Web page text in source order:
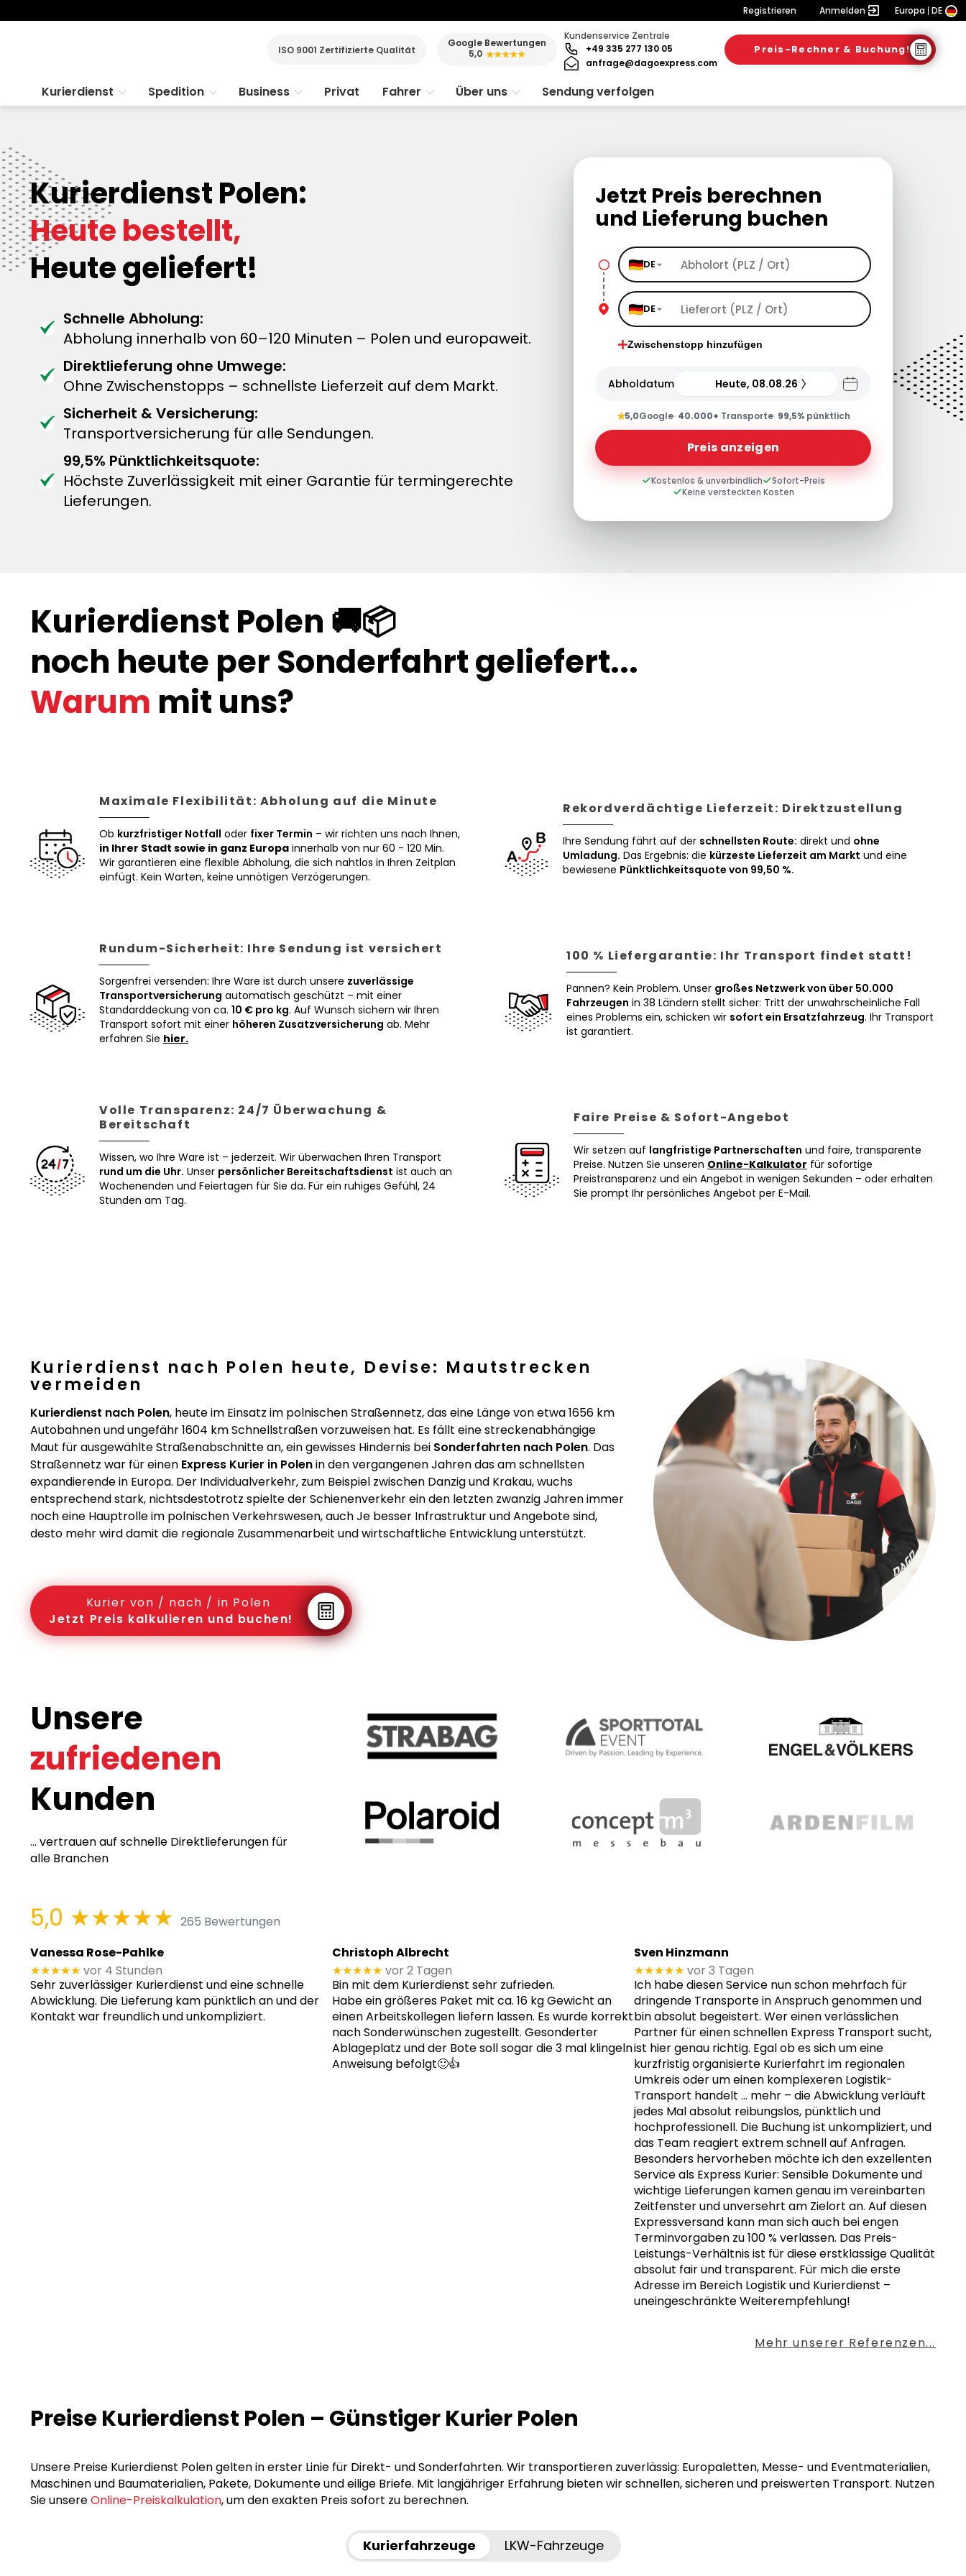
Registrieren Anmelden Europa DE
ISO 9001 Zertifizierte Qualität
Google Bewertungen
5,0 ★★★★★
Kundenservice Zentrale
+49 335 277 130 05
anfrage@dagoexpress.com
Preis-Rechner & Buchung!
Kurierdienst Spedition Business Privat Fahrer Über uns Sendung verfolgen
Kurierdienst Polen:
Heute bestellt,
Heute geliefert!
Schnelle Abholung:
Abholung innerhalb von 60–120 Minuten – Polen und europaweit.
Direktlieferung ohne Umwege:
Ohne Zwischenstopps – schnellste Lieferzeit auf dem Markt.
Sicherheit & Versicherung:
Transportversicherung für alle Sendungen.
99,5% Pünktlichkeitsquote:
Höchste Zuverlässigkeit mit einer Garantie für termingerechte
Lieferungen.
Jetzt Preis berechnen
und Lieferung buchen
DE
DE
Zwischenstopp hinzufügen
Abholdatum Heute, 08.08.26
★5,0Google· 40.000+ Transporte· 99,5%pünktlich
Preis anzeigen
Kostenlos & unverbindlich
Sofort-Preis
Keine versteckten Kosten
Kurierdienst Polen 🚚📦
noch heute per Sonderfahrt geliefert...
Warum mit uns?
Maximale Flexibilität: Abholung auf die Minute
Ob kurzfristiger Notfall oder fixer Termin – wir richten uns nach Ihnen,
in Ihrer Stadt sowie in ganz Europa innerhalb von nur 60 - 120 Min.
Wir garantieren eine flexible Abholung, die sich nahtlos in Ihren Zeitplan
einfügt. Kein Warten, keine unnötigen Verzögerungen.
Rekordverdächtige Lieferzeit: Direktzustellung
Ihre Sendung fährt auf der schnellsten Route: direkt und ohne
Umladung. Das Ergebnis: die kürzeste Lieferzeit am Markt und eine
bewiesene Pünktlichkeitsquote von 99,50 %.
Rundum-Sicherheit: Ihre Sendung ist versichert
Sorgenfrei versenden: Ihre Ware ist durch unsere zuverlässige
Transportversicherung automatisch geschützt – mit einer
Standarddeckung von ca. 10 € pro kg. Auf Wunsch sichern wir Ihren
Transport sofort mit einer höheren Zusatzversicherung ab. Mehr
erfahren Sie hier.
100 % Liefergarantie: Ihr Transport findet statt!
Pannen? Kein Problem. Unser großes Netzwerk von über 50.000
Fahrzeugen in 38 Ländern stellt sicher: Tritt der unwahrscheinliche Fall
eines Problems ein, schicken wir sofort ein Ersatzfahrzeug. Ihr Transport
ist garantiert.
Volle Transparenz: 24/7 Überwachung &
Bereitschaft
Wissen, wo Ihre Ware ist – jederzeit. Wir überwachen Ihren Transport
rund um die Uhr. Unser persönlicher Bereitschaftsdienst ist auch an
Wochenenden und Feiertagen für Sie da. Für ein ruhiges Gefühl, 24
Stunden am Tag.
Faire Preise & Sofort-Angebot
Wir setzen auf langfristige Partnerschaften und faire, transparente
Preise. Nutzen Sie unseren Online-Kalkulator für sofortige
Preistransparenz und ein Angebot in wenigen Sekunden – oder erhalten
Sie prompt Ihr persönliches Angebot per E-Mail.
Kurierdienst nach Polen heute, Devise: Mautstrecken
vermeiden
Kurierdienst nach Polen, heute im Einsatz im polnischen Straßennetz, das eine Länge von etwa 1656 km
Autobahnen und ungefähr 1604 km Schnellstraßen vorzuweisen hat. Es fällt eine streckenabhängige
Maut für ausgewählte Straßenabschnitte an, ein gewisses Hindernis bei Sonderfahrten nach Polen. Das
Straßennetz war für einen Express Kurier in Polenin den vergangenen Jahren das am schnellsten
expandierende in Europa. Der Individualverkehr, zum Beispiel zwischen Danzig und Krakau, wuchs
entsprechend stark, nichtsdestotrotz spielte der Schienenverkehr ein den letzten zwanzig Jahren immer
noch eine Hauptrolle im polnischen Verkehrswesen, auch Je besser Infrastruktur und Angebote sind,
desto mehr wird damit die regionale Zusammenarbeit und wirtschaftliche Entwicklung unterstützt.
Kurier von / nach / in Polen
Jetzt Preis kalkulieren und buchen!
Unsere
zufriedenen
Kunden
... vertrauen auf schnelle Direktlieferungen für
alle Branchen
5,0 ★★★★★ 265 Bewertungen
Vanessa Rose-Pahlke
★★★★★ vor 4 Stunden
Sehr zuverlässiger Kurierdienst und eine schnelle
Abwicklung. Die Lieferung kam pünktlich an und der
Kontakt war freundlich und unkompliziert.
Christoph Albrecht
★★★★★ vor 2 Tagen
Bin mit dem Kurierdienst sehr zufrieden.
Habe ein größeres Paket mit ca. 16 kg Gewicht an
einen Arbeitskollegen liefern lassen. Es wurde korrekt
nach Sonderwünschen zugestellt. Gesonderter
Ablageplatz und der Bote soll sogar die 3 mal klingeln
Anweisung befolgt🙂👍
Sven Hinzmann
★★★★★ vor 3 Tagen
Ich habe diesen Service nun schon mehrfach für
dringende Transporte in Anspruch genommen und
bin absolut begeistert. Wer einen verlässlichen
Partner für einen schnellen Express Transport sucht,
ist hier genau richtig. Egal ob es sich um eine
kurzfristig organisierte Kurierfahrt im regionalen
Umkreis oder um einen komplexeren Logistik-
Transport handelt … mehr– die Abwicklung verläuft
jedes Mal absolut reibungslos, pünktlich und
hochprofessionell. Die Buchung ist unkompliziert, und
das Team reagiert extrem schnell auf Anfragen.
Besonders hervorheben möchte ich den exzellenten
Service als Express Kurier: Sensible Dokumente und
wichtige Lieferungen kamen genau im vereinbarten
Zeitfenster und unversehrt am Zielort an. Auf diesen
Expressversand kann man sich auch bei engen
Terminvorgaben zu 100 % verlassen. Das Preis-
Leistungs-Verhältnis ist für diese erstklassige Qualität
absolut fair und transparent. Für mich die erste
Adresse im Bereich Logistik und Kurierdienst –
uneingeschränkte Weiterempfehlung!
Mehr unserer Referenzen...
Preise Kurierdienst Polen – Günstiger Kurier Polen
Unsere Preise Kurierdienst Polen gelten in erster Linie für Direkt- und Sonderfahrten. Wir transportieren zuverlässig: Europaletten, Messe- und Eventmaterialien,
Maschinen und Baumaterialien, Pakete, Dokumente und eilige Briefe. Mit langjähriger Erfahrung bieten wir schnellen, sicheren und preiswerten Transport. Nutzen
Sie unsereOnline-Preiskalkulation, um den exakten Preis sofort zu berechnen.
Kurierfahrzeuge LKW-Fahrzeuge